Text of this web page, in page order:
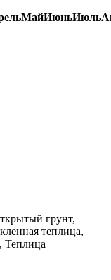
МайИюньИюль
грунт,
теплица,
Теплица